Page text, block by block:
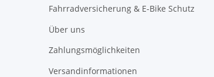
Fahrradversicherung & E-Bike Schutz
Über uns
Zahlungsmöglichkeiten
Versandinformationen